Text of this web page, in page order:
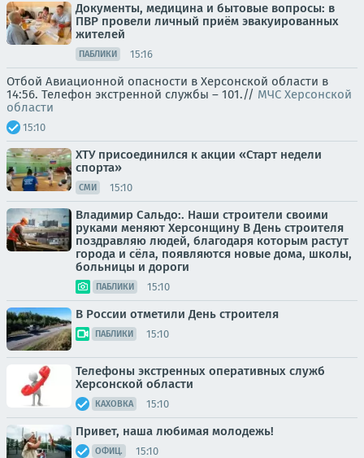
Документы, медицина и бытовые вопросы: в
ПВР провели личный приём эвакуированных
жителей
ПАБЛИКИ 15:16
Отбой Авиационной опасности в Херсонской области в
14:56. Телефон экстренной службы – 101.// МЧС Херсонской
области
15:10
ХТУ присоединился к акции «Старт недели
спорта»
СМИ 15:10
Владимир Сальдо:. Наши строители своими
руками меняют Херсонщину В День строителя
поздравляю людей, благодаря которым растут
города и сёла, появляются новые дома, школы,
больницы и дороги
ПАБЛИКИ 15:10
В России отметили День строителя
ПАБЛИКИ 15:10
Телефоны экстренных оперативных служб
Херсонской области
КАХОВКА 15:10
Привет, наша любимая молодежь!
ОФИЦ. 15:10